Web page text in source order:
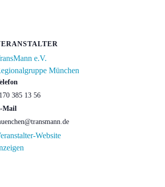
e.V.
München
385 13 56
Mail
Website